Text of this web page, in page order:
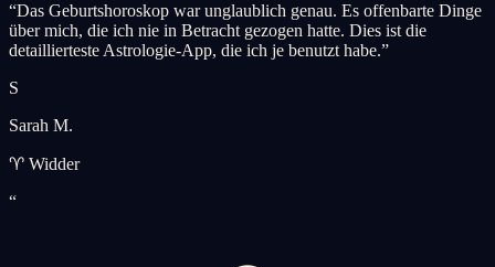
“Das Geburtshoroskop war unglaublich genau. Es offenbarte Dinge
über mich, die ich nie in Betracht gezogen hatte. Dies ist die
detaillierteste Astrologie-App, die ich je benutzt habe.”
S
Sarah M.
♈ Widder
“